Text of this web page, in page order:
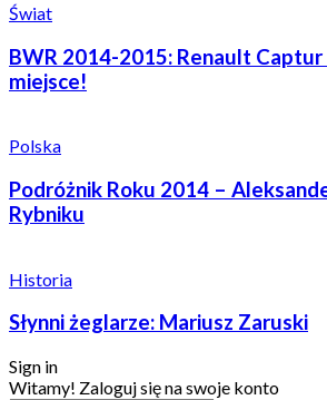
Świat
BWR 2014-2015: Renault
miejsce!
Polska
Podróżnik Roku 2014 –
Rybniku
Historia
Słynni żeglarze: Mariusz Zaruski
Sign in
Witamy! Zaloguj się na swoje konto